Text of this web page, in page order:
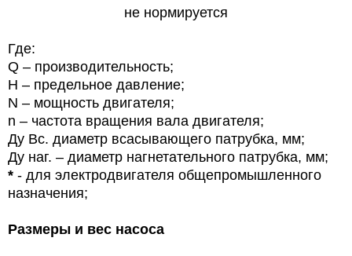
не нормируется
Где:
Q – производительность;
Н – предельное давление;
N – мощность двигателя;
n – частота вращения вала двигателя;
Ду Вс. диаметр всасывающего патрубка, мм;
Ду наг. – диаметр нагнетательного патрубка, мм;
* - для электродвигателя общепромышленного
назначения;
Размеры и вес насоса